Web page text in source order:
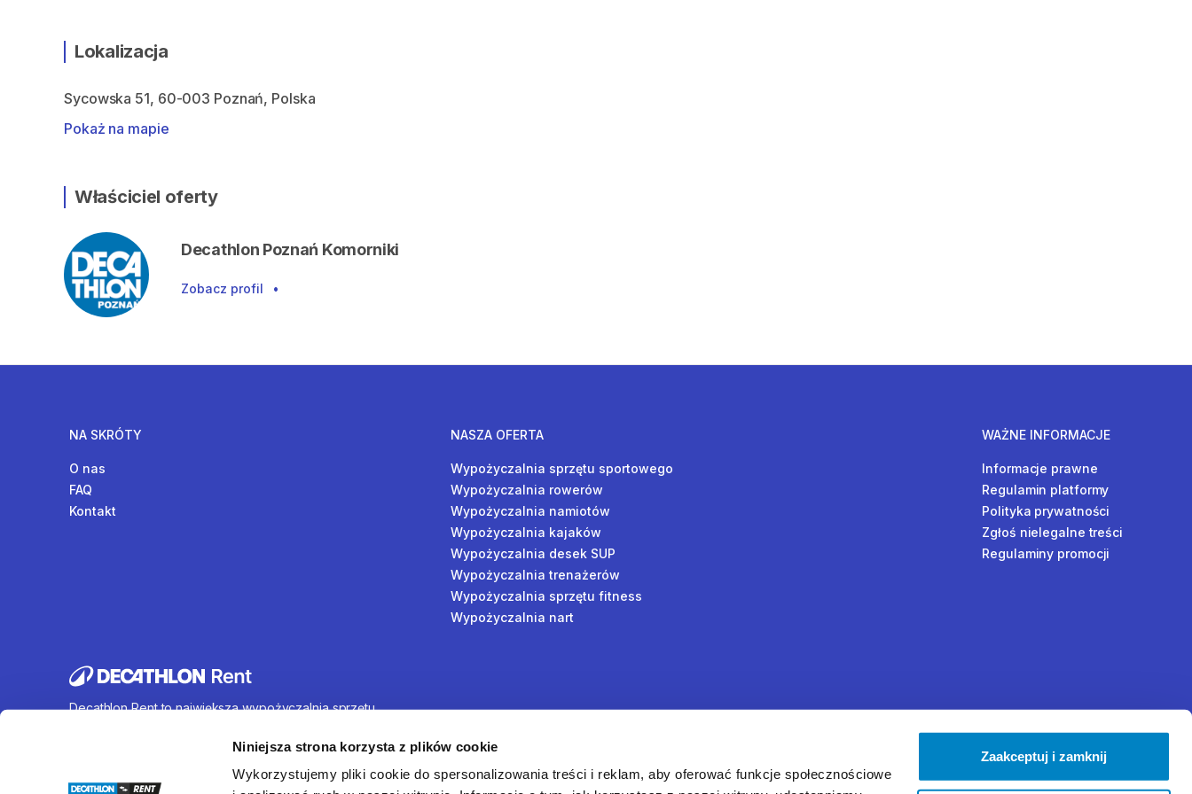
Niniejsza strona korzysta z plików cookie
Wykorzystujemy pliki cookie do spersonalizowania treści i reklam, aby oferować funkcje społecznościowe
Zaakceptuj i zamknij
Lokalizacja
Sycowska 51, 60-003 Poznań, Polska
Pokaż na mapie
Właściciel oferty
Decathlon Poznań Komorniki
Zobacz profil •
NA SKRÓTY
O nas
FAQ
Kontakt
NASZA OFERTA
Wypożyczalnia sprzętu sportowego
Wypożyczalnia rowerów
Wypożyczalnia namiotów
Wypożyczalnia kajaków
Wypożyczalnia desek SUP
Wypożyczalnia trenażerów
Wypożyczalnia sprzętu fitness
Wypożyczalnia nart
WAŻNE INFORMACJE
Informacje prawne
Regulamin platformy
Polityka prywatności
Zgłoś nielegalne treści
Regulaminy promocji
Decathlon Rent to największa wypożyczalnia sprzętu
wynajem rowerów, sprzętu turystycznego, sprzętu do